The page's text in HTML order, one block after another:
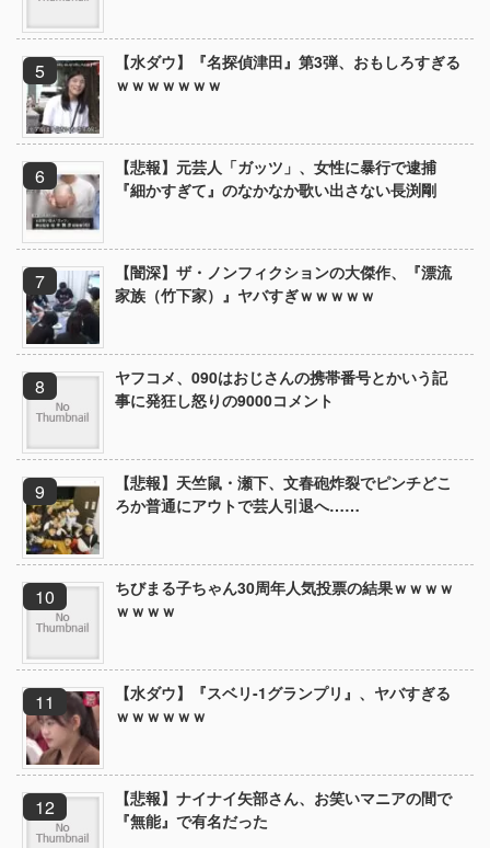
【水ダウ】『名探偵津田』第3弾、おもしろすぎる
ｗｗｗｗｗｗｗ
【悲報】元芸人「ガッツ」、女性に暴行で逮捕
『細かすぎて』のなかなか歌い出さない長渕剛
【闇深】ザ・ノンフィクションの大傑作、『漂流
家族（竹下家）』ヤバすぎｗｗｗｗｗ
ヤフコメ、090はおじさんの携帯番号とかいう記
事に発狂し怒りの9000コメント
【悲報】天竺鼠・瀬下、文春砲炸裂でピンチどこ
ろか普通にアウトで芸人引退へ……
ちびまる子ちゃん30周年人気投票の結果ｗｗｗｗ
ｗｗｗｗ
【水ダウ】『スベリ-1グランプリ』、ヤバすぎる
ｗｗｗｗｗｗ
【悲報】ナイナイ矢部さん、お笑いマニアの間で
『無能』で有名だった